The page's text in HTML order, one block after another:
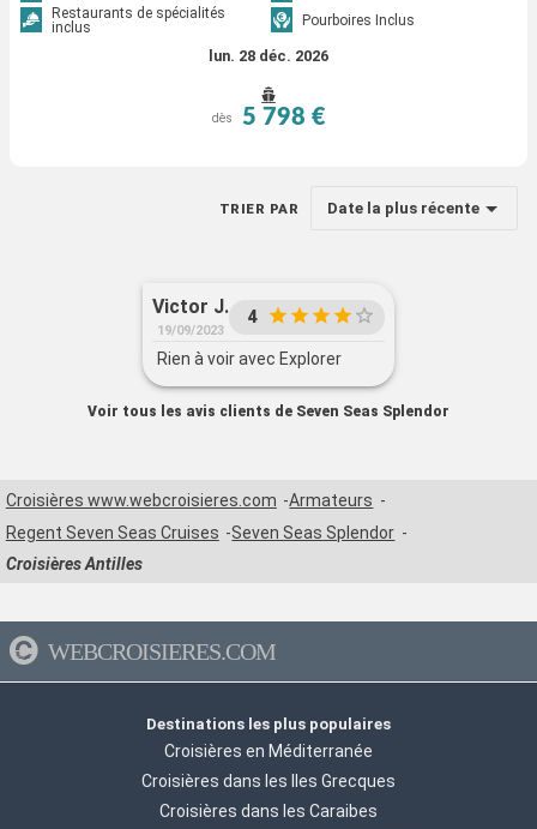
Restaurants de spécialités
inclus
Pourboires Inclus
lun. 28 déc. 2026
dès 5 798 €
TRIER PAR Date la plus récente
Victor J.
19/09/2023
4
Rien à voir avec Explorer
Voir tous les avis clients de Seven Seas Splendor
Croisières www.webcroisieres.com
Armateurs
Regent Seven Seas Cruises
Seven Seas Splendor
Croisières Antilles
WEBCROISIERES.COM
Destinations les plus populaires
Croisières en Méditerranée
Croisières dans les Iles Grecques
Croisières dans les Caraibes